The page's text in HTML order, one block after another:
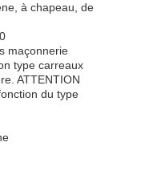
à chapeau, de
maçonnerie
type carreaux
ATTENTION
du type